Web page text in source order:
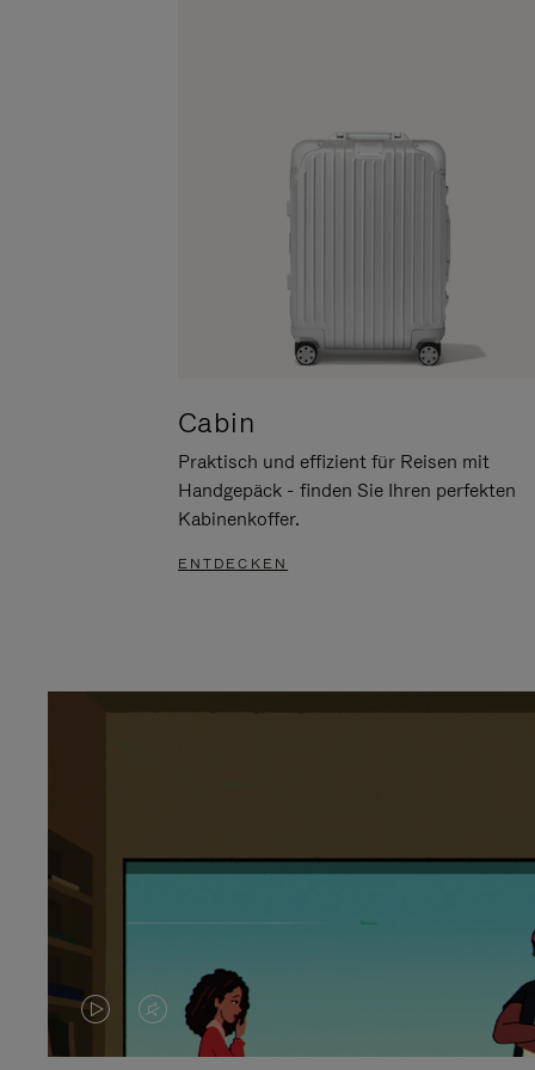
Cabin
Praktisch und effizient für Reisen mit
Handgepäck - finden Sie Ihren perfekten
Kabinenkoffer.
ENTDECKEN
DASVIDEO